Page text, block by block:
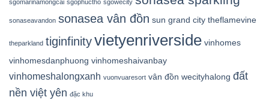
sgomarinamongcai sgophuctho sgowecity
sonaseavandon sonasea vân đồn sun grand city theflamevine
theparkland tiginfinityvietyenriverside vinhomes
vinhomesdanphuong vinhomeshaivanbay
vinhomeshalongxanh vuonvuaresort vân đồn wecityhalong đất
nền việt yên đặc khu